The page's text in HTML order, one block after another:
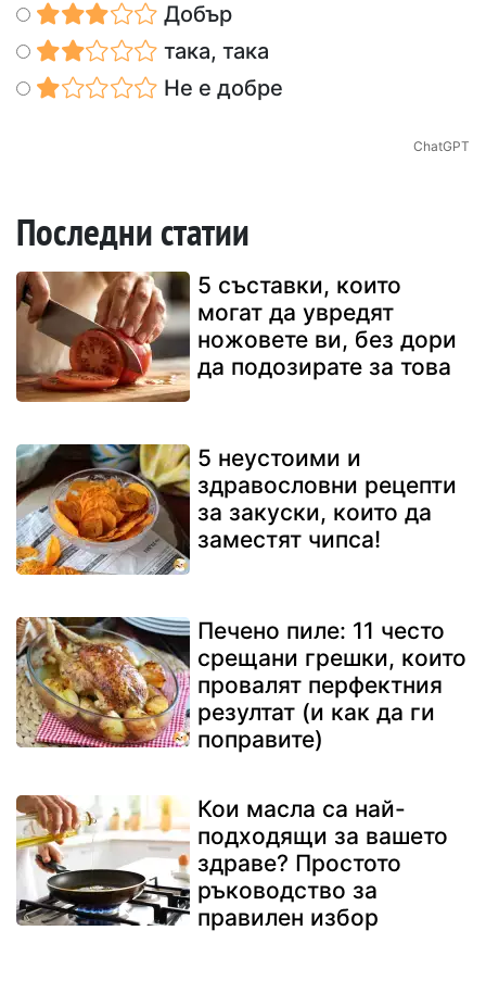
Добър
така, така
Не е добре
ChatGPT
Последни статии
5 съставки, които
могат да увредят
ножовете ви, без дори
да подозирате за това
5 неустоими и
здравословни рецепти
за закуски, които да
заместят чипса!
Печено пиле: 11 често
срещани грешки, които
провалят перфектния
резултат (и как да ги
поправите)
Кои масла са най-
подходящи за вашето
здраве? Простото
ръководство за
правилен избор